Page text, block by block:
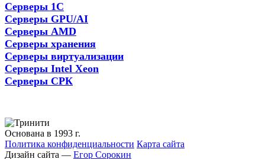
Серверы 1С
Серверы GPU/AI
Серверы AMD
Серверы хранения
Серверы виртуализации
Серверы Intel Xeon
Серверы СРК
Основана в 1993 г.
Политика конфиденциальности Карта сайта
Дизайн сайта — Егор Сорокин